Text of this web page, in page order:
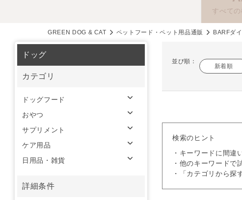
すべて
GREEN DOG & CAT ペットフード・ペット用品通販 BARFダ
並び順：
新着順
検索のヒント
・キーワードに間違
・他のキーワードで
・「カテゴリから探
ドッグ
カテゴリ
ドッグフード
おやつ
サプリメント
ケア用品
日用品・雑貨
詳細条件